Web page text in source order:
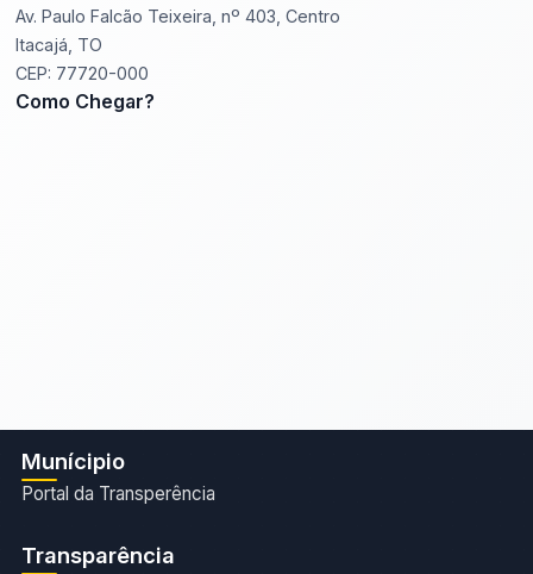
Av. Paulo Falcão Teixeira, nº 403, Centro
Itacajá, TO
CEP: 77720-000
Como Chegar?
Munícipio
Portal da Transperência
Transparência